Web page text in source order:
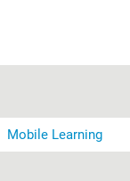
Mobile Learning